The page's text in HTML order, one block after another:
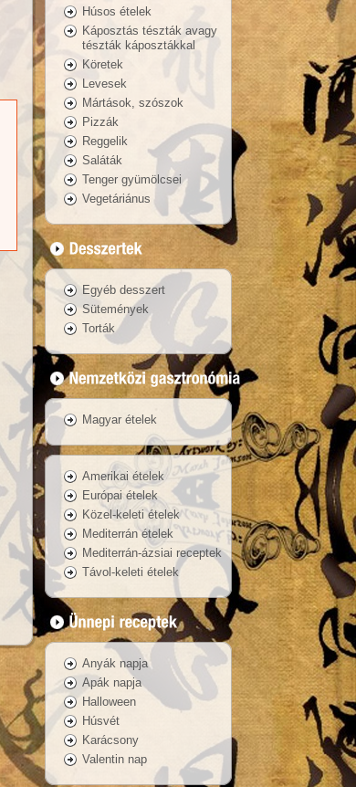
Húsos ételek
Káposztás tészták avagy
tészták káposztákkal
Köretek
Levesek
Mártások, szószok
Pizzák
Reggelik
Saláták
Tenger gyümölcsei
Vegetáriánus
Egyéb desszert
Sütemények
Torták
Magyar ételek
Amerikai ételek
Európai ételek
Közel-keleti ételek
Mediterrán ételek
Mediterrán-ázsiai receptek
Távol-keleti ételek
Anyák napja
Apák napja
Halloween
Húsvét
Karácsony
Valentin nap